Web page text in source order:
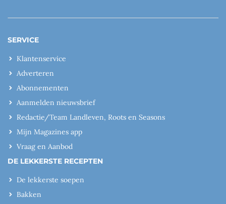
SERVICE
Klantenservice
Adverteren
Abonnementen
Aanmelden nieuwsbrief
Redactie/Team Landleven, Roots en Seasons
Mijn Magazines app
Vraag en Aanbod
DE LEKKERSTE RECEPTEN
De lekkerste soepen
Bakken